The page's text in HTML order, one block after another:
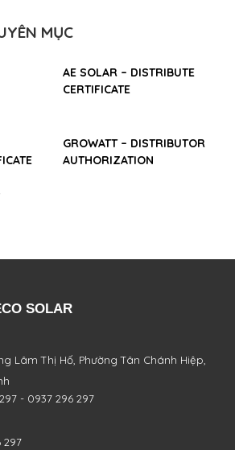
MỤC
AE SOLAR – DISTRIBUTE
CERTIFICATE
GROWATT – DISTRIBUTOR
AUTHORIZATION
SOLAR
Lâm Thị Hố, PhườngTân Chánh Hiệp,
- 0937 296 297
297